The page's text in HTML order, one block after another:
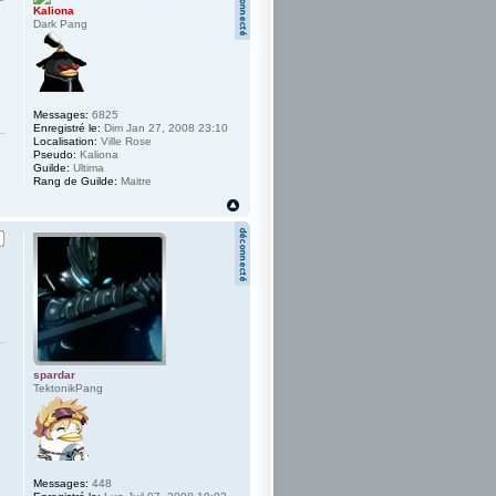
Kaliona
Dark Pang
Messages: 6825
Enregistré le: Dim Jan 27, 2008 23:10
Localisation: Ville Rose
Pseudo: Kaliona
Guilde: Ultima
Rang de Guilde: Maitre
spardar
TektonikPang
Messages: 448